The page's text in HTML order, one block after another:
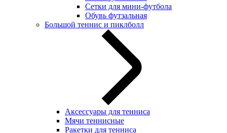
Сетки для мини-футбола
Обувь футзальная
Большой теннис и пиклболл
Аксессуары для тенниса
Мячи теннисные
Ракетки для тенниса